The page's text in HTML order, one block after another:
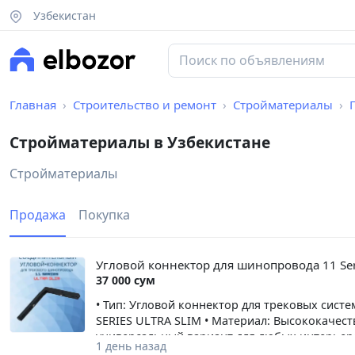
Узбекистан
Главная Строительство и ремонт Стройматериалы
Стройматериалы в Узбекистане
Стройматериалы
Продажа Покупка
Угловой коннектор для шинопровода 11
37 000 сум
• Тип: Угловой коннектор для трековых
SERIES ULTRA SLIM • Материал:
универсальный вариант для любых
1 день назад